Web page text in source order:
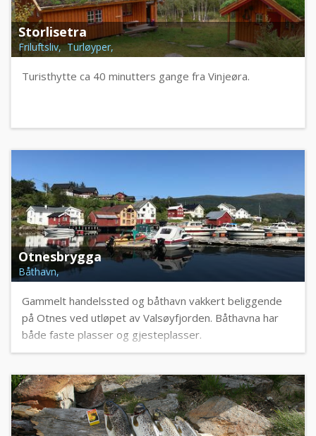
Storlisetra
Friluftsliv, Turløyper,
Turisthytte ca 40 minutters gange fra Vinjeøra.
Otnesbrygga
Båthavn,
Gammelt handelssted og båthavn vakkert beliggende
på Otnes ved utløpet av Valsøyfjorden. Båthavna har
både faste plasser og gjesteplasser.